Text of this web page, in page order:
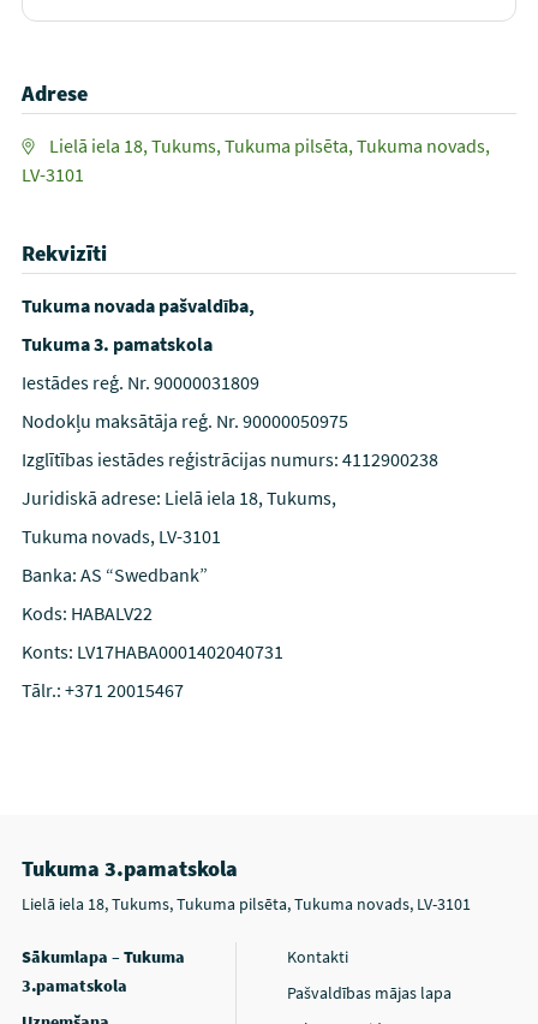
Adrese
Lielā iela 18, Tukums, Tukuma pilsēta, Tukuma novads,
LV-3101
Rekvizīti
Tukuma novada pašvaldība,
Tukuma 3. pamatskola
Iestādes reģ. Nr. 90000031809
Nodokļu maksātāja reģ. Nr. 90000050975
Izglītības iestādes reģistrācijas numurs: 4112900238
Juridiskā adrese: Lielā iela 18, Tukums,
Tukuma novads, LV-3101
Banka: AS “Swedbank”
Kods: HABALV22
Konts: LV17HABA0001402040731
Tālr.: +371 20015467
Tukuma 3.pamatskola
Lielā iela 18, Tukums, Tukuma pilsēta, Tukuma novads, LV-3101
Sākumlapa – Tukuma
3.pamatskola
Kontakti
Pašvaldības mājas lapa